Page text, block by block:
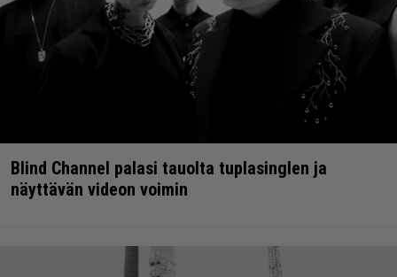
Blind Channel palasi tauolta tuplasinglen ja
näyttävän videon voimin